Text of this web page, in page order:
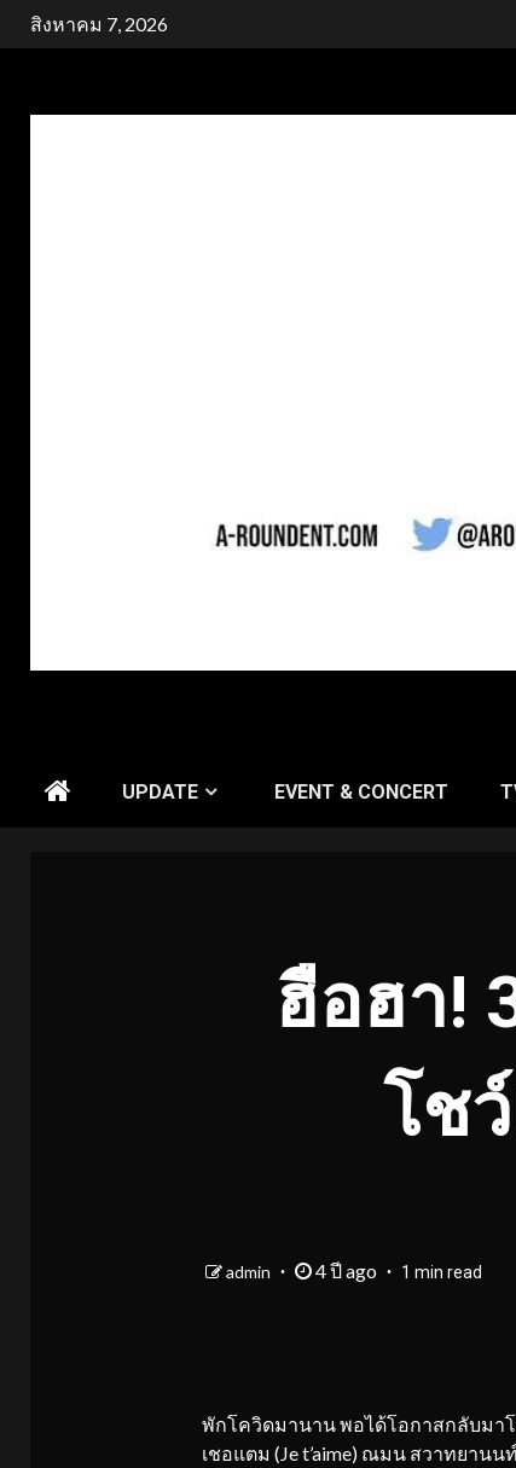
Skipสิงหาคม 7, 2026
UPDATE EVENT & CONCERT
ฮือฮา!
โช
admin 4 ปี ago 1 min read
พักโควิดมานาน พอได้โอกาสกลับมาโ
เชอแตม (Je t’aime) ณมน สวาทยาน